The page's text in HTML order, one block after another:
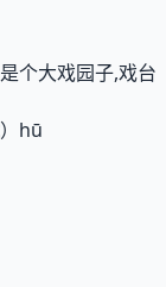
个大戏园子,戏台
hū